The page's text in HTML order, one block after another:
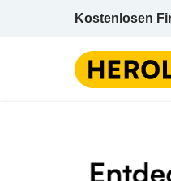
Kostenlosen